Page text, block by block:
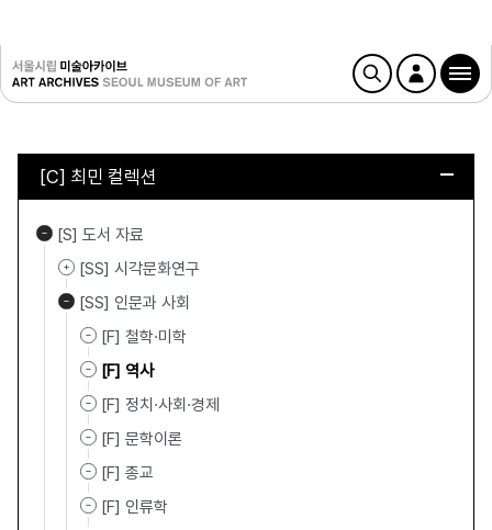
[C] 최민 컬렉션
[S] 도서 자료
[SS] 시각문화연구
[SS] 인문과 사회
[F] 철학·미학
[F] 역사
[F] 정치·사회·경제
[F] 문학이론
[F] 종교
[F] 인류학